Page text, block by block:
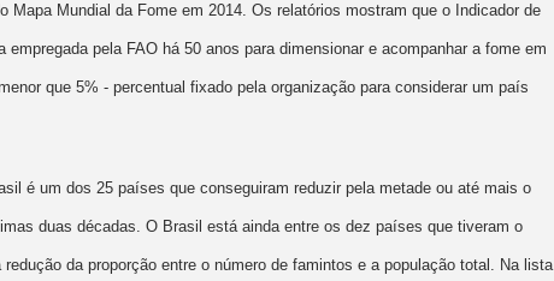
Mapa Mundial da Fome em 2014. Os relatórios mostram que o Indicador de
empregada pela FAO há 50 anos para dimensionar e acompanhar a fome em
que 5% - percentual fixado pela organização para considerar um país
é um dos 25 países que conseguiram reduzir pela metade ou até mais o
duas décadas. O Brasil está ainda entre os dez países que tiveram o
da proporção entre o número de famintos e a população total. Na lista